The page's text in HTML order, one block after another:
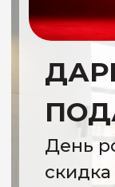
скидка
на клубные
Заполните
расскажем
поможем